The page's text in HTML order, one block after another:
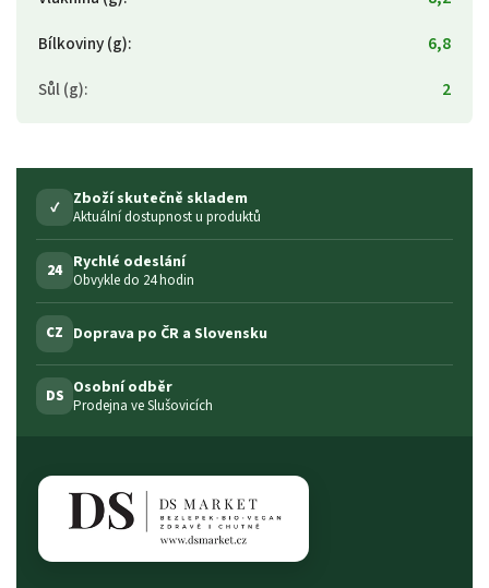
Bílkoviny (g):
6,8
Sůl (g): 2
✓ Zboží skutečně skladem
Aktuální dostupnost u produktů
24 Rychlé odeslání
Obvykle do 24 hodin
CZ Doprava po ČR a Slovensku
DS Osobní odběr
Prodejna ve Slušovicích